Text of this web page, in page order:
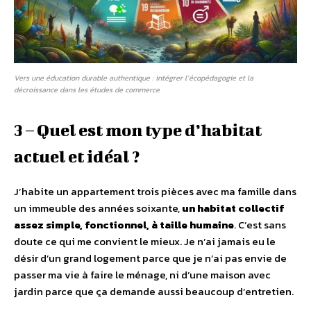
Vers une éducation durable authentique : intégrer l’écopédagogie et la
décroissance dans les études de commerce
3 – Quel est mon type d’habitat
actuel et idéal ?
J’habite un appartement trois pièces avec ma famille dans
un immeuble des années soixante,un habitat collectif
assez simple, fonctionnel, à taille humaine. C’est sans
doute ce qui me convient le mieux. Je n’ai jamais eu le
désir d’un grand logement parce que je n’ai pas envie de
passer ma vie à faire le ménage, ni d’une maison avec
jardin parce que ça demande aussi beaucoup d’entretien.